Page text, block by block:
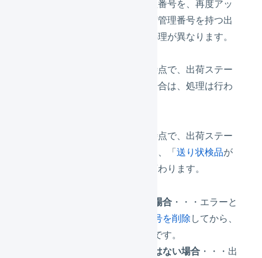
一度アップロードした出荷管理番号を、再度アッ
プロードした場合は、その出荷管理番号を持つ出
荷伝票のステータスによって処理が異なります。
再度アップロードを実行した時点で、出荷ステー
の場合は、処理は行わ
再度アップロードを実行した時点で、出荷ステー
」の場合は、「送り状検品が
有効かどうか」により挙動が変わります。
「送り状検品が有効」な場合 ・・・エラーと
送り状番号を削除してから、
再度アップロードが必要です。
「送り状検品が有効」ではない場合 ・・・出